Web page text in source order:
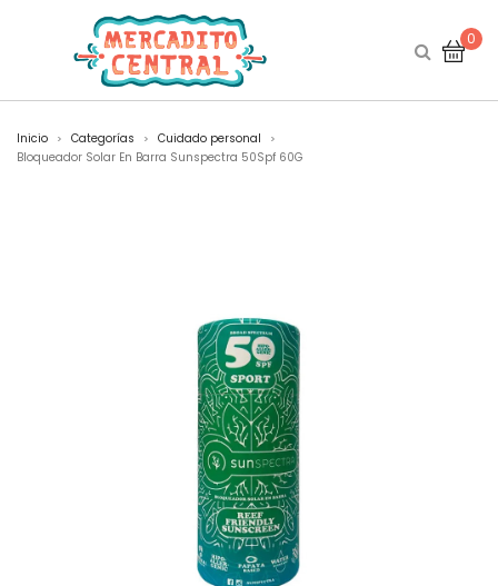
0
Inicio > Categorías > Cuidado personal >
Bloqueador Solar En Barra Sunspectra 50Spf 60G